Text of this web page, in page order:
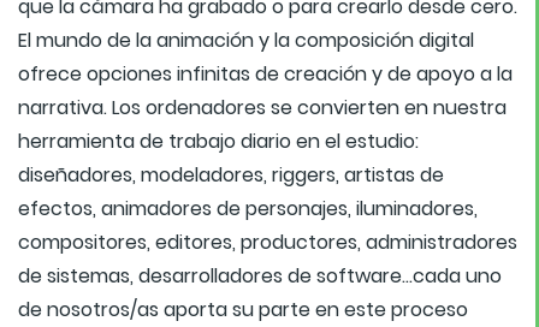
que la cámara ha grabado o para crearlo desde cero.
El mundo de la animación y la composición digital
ofrece opciones infinitas de creación y de apoyo a la
narrativa. Los ordenadores se convierten en nuestra
herramienta de trabajo diario en el estudio:
diseñadores, modeladores, riggers, artistas de
efectos, animadores de personajes, iluminadores,
compositores, editores, productores, administradores
de sistemas, desarrolladores de software…cada uno
de nosotros/as aporta su parte en este proceso